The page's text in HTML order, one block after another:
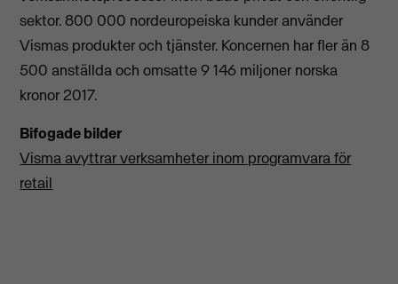
sektor. 800 000 nordeuropeiska kunder använder
Vismas produkter och tjänster. Koncernen har fler än 8
500 anställda och omsatte 9 146 miljoner norska
kronor 2017.
Bifogade bilder
Visma avyttrar verksamheter inom programvara för
retail